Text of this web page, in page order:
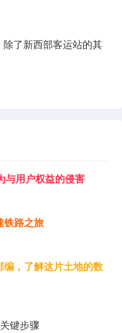
了新西部客运站的其
与用户权益的侵害
铁路之旅
编，了解这片土地的数
键步骤